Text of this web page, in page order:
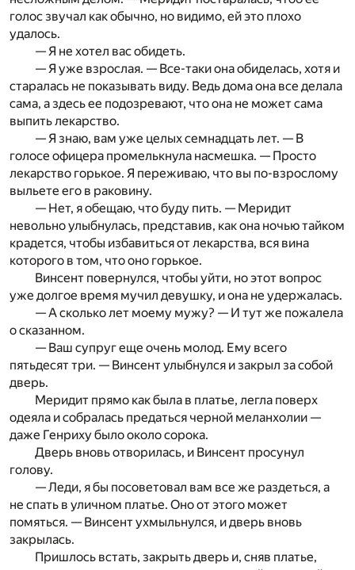
голос звучал как обычно, но видимо, ей это плохо
удалось.
— Я не хотел вас обидеть.
— Я уже взрослая. — Все-таки она обиделась, хотя и
старалась не показывать виду. Ведь дома она все делала
сама, а здесь ее подозревают, что она не может сама
выпить лекарство.
— Я знаю, вам уже целых семнадцать лет. — В
голосе офицера промелькнула насмешка. — Просто
лекарство горькое. Я переживаю, что вы по-взрослому
выльете его в раковину.
— Нет, я обещаю, что буду пить. — Меридит
невольно улыбнулась, представив, как она ночью тайком
крадется, чтобы избавиться от лекарства, вся вина
которого в том, что оно горькое.
Винсент повернулся, чтобы уйти, но этот вопрос
уже долгое время мучил девушку, и она не удержалась.
— А сколько лет моему мужу? — И тут же пожалела
о сказанном.
— Ваш супруг еще очень молод. Ему всего
пятьдесят три. — Винсент улыбнулся и закрыл за собой
дверь.
Меридит прямо как была в платье, легла поверх
одеяла и собралась предаться черной меланхолии —
даже Генриху было около сорока.
Дверь вновь отворилась, и Винсент просунул
голову.
— Леди, я бы посоветовал вам все же раздеться, а
не спать в уличном платье. Оно от этого может
помяться. — Винсент ухмыльнулся, и дверь вновь
закрылась.
Пришлось встать, закрыть дверь и, сняв платье,